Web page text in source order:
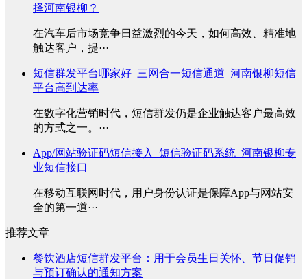
择河南银柳？
在汽车后市场竞争日益激烈的今天，如何高效、精准地
触达客户，提···
短信群发平台哪家好_三网合一短信通道_河南银柳短信
平台高到达率
在数字化营销时代，短信群发仍是企业触达客户最高效
的方式之一。···
App/网站验证码短信接入_短信验证码系统_河南银柳专
业短信接口
在移动互联网时代，用户身份认证是保障App与网站安
全的第一道···
推荐文章
餐饮酒店短信群发平台：用于会员生日关怀、节日促销
与预订确认的通知方案